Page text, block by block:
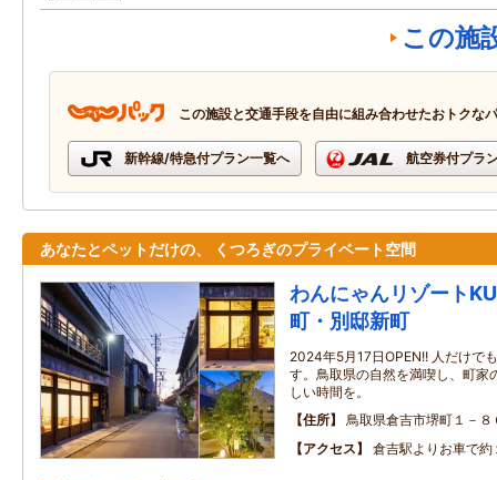
この施
この施設と交通手段を自由に組み合わせたおトクな
新幹線/特急付プラン一覧へ 航空券付プラ
あなたとペットだけの、 くつろぎのプライベート空間
わんにゃんリゾート
町・別邸新町
2024年5月17日OPEN!! 人だけで
す。鳥取県の自然を満喫し、町家
しい時間を。
住所
鳥取県倉吉市堺町１－８
アクセス
倉吉駅よりお車で約